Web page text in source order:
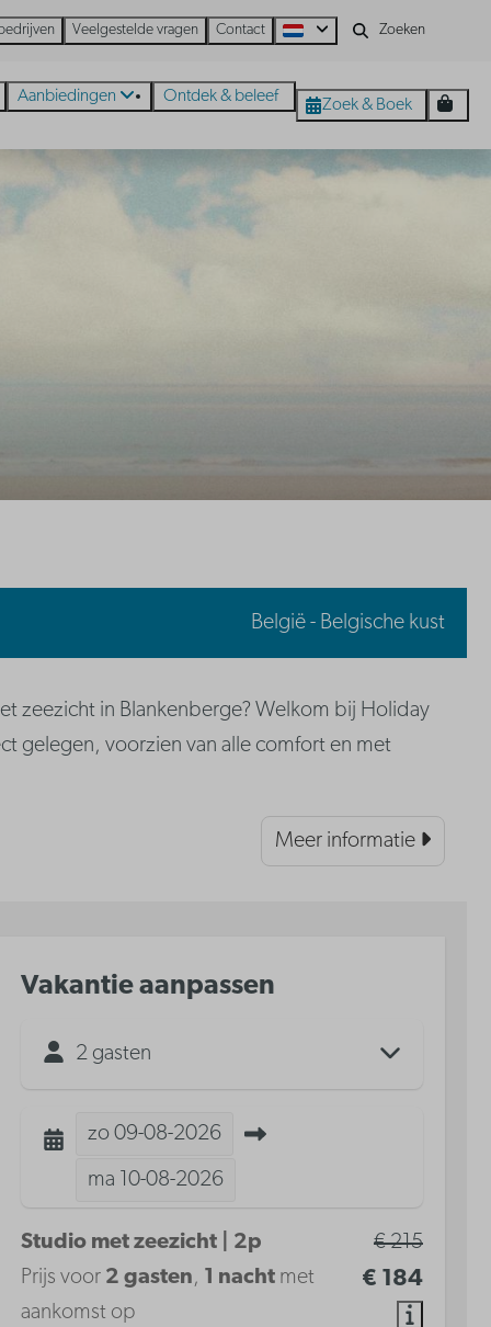
Veelgestelde vragen Contact
Aanbiedingen Ontdek & beleef Zoek & Boek
België - Belgische kust
zeezicht in Blankenberge? Welkom bij Holiday
gelegen, voorzien van alle comfort en met
Meer informatie
Vakantie aanpassen
2 gasten
zo 09-08-2026
ma 10-08-2026
€ 215
€ 184
Studio met zeezicht | 2p
Prijs voor 2 gasten, 1 nacht met
aankomst op